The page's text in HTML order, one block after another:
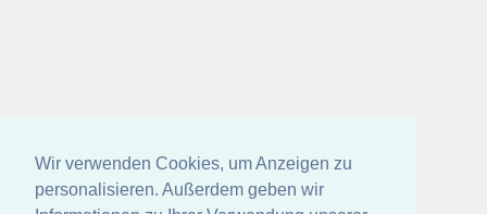
Wir verwenden Cookies, um Anzeigen zu
personalisieren. Außerdem geben wir